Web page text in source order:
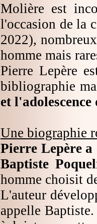
Molière est
l'occasion de la
2022),
homme mais
Pierre Lepère
bibliographie
et
Une biographie
Pierre Lepère a
Baptiste
homme choisit
L'auteur
appelle